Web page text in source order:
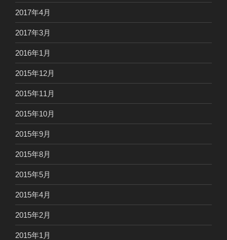
2017年4月
2017年3月
2016年1月
2015年12月
2015年11月
2015年10月
2015年9月
2015年8月
2015年5月
2015年4月
2015年2月
2015年1月